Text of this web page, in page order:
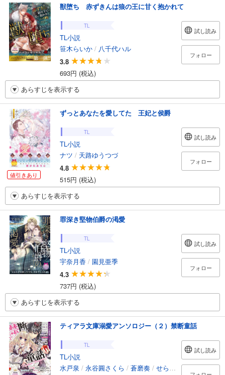
獣堕ち 赤ずきんは狼の王に甘く抱かれて
TL
TL小説
笹木らいか / 八千代ハル
3.8
693円 (税込)
試し読み
フォロー
あらすじを表示する
値引きあり
ずっとあなたを愛してた 王妃と侯爵
TL
TL小説
ナツ / 天路ゆうつづ
4.8
515円 (税込)
試し読み
フォロー
あらすじを表示する
罪深き堅物伯爵の渇愛
TL
TL小説
宇奈月香 / 園見亜季
4.3
737円 (税込)
試し読み
フォロー
あらすじを表示する
ティアラ文庫溺愛アンソロジー（２）禁断童話
TL
TL小説
水戸泉 / 永谷圓さくら / 蒼磨奏 / せらひなこ /悠月彩香
試し読み